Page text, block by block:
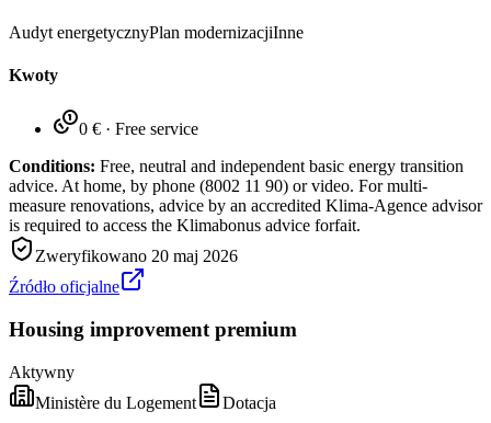
Audyt energetycznyPlan modernizacjiInne
Kwoty
0 € · Free service
Conditions: Free, neutral and independent basic energy transition
advice. At home, by phone (8002 11 90) or video. For multi-
measure renovations, advice by an accredited Klima-Agence advisor
is required to access the Klimabonus advice forfait.
Zweryfikowano 20 maj 2026
Źródło oficjalne
Housing improvement premium
Aktywny
Ministère du Logement
Dotacja